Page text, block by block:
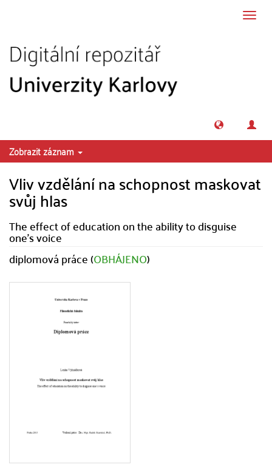
Zobrazit záznam
Vliv vzdělání na schopnost maskovat
svůj hlas
The effect of education on the ability to disguise
one's voice
diplomová práce (OBHÁJENO)